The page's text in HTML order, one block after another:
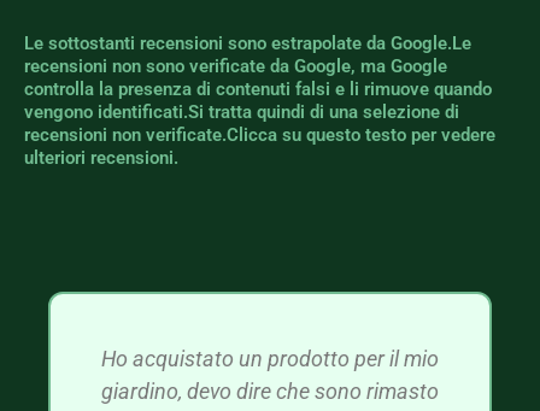
Le sottostanti recensioni sono estrapolate da Google.Le
recensioni non sono verificate da Google, ma Google
controlla la presenza di contenuti falsi e li rimuove quando
vengono identificati.Si tratta quindi di una selezione di
recensioni non verificate.Clicca su questo testo per vedere
ulteriori recensioni.
Ho acquistato un prodotto per il mio
giardino, devo dire che sono rimasto